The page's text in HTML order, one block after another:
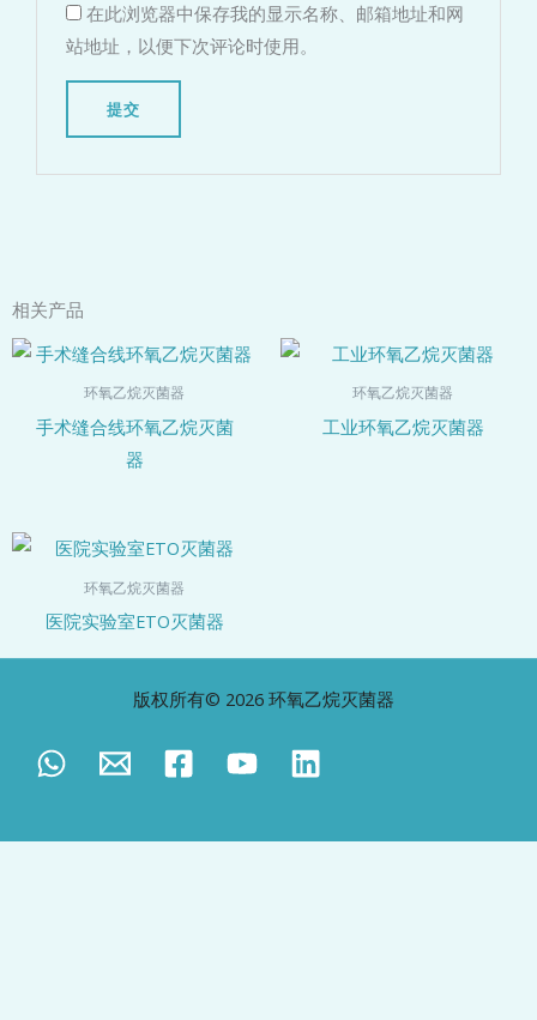
在此浏览器中保存我的显示名称、邮箱地址和网
站地址，以便下次评论时使用。
相关产品
环氧乙烷灭菌器
手术缝合线环氧乙烷灭菌
器
环氧乙烷灭菌器
工业环氧乙烷灭菌器
环氧乙烷灭菌器
医院实验室ETO灭菌器
版权所有© 2026 环氧乙烷灭菌器